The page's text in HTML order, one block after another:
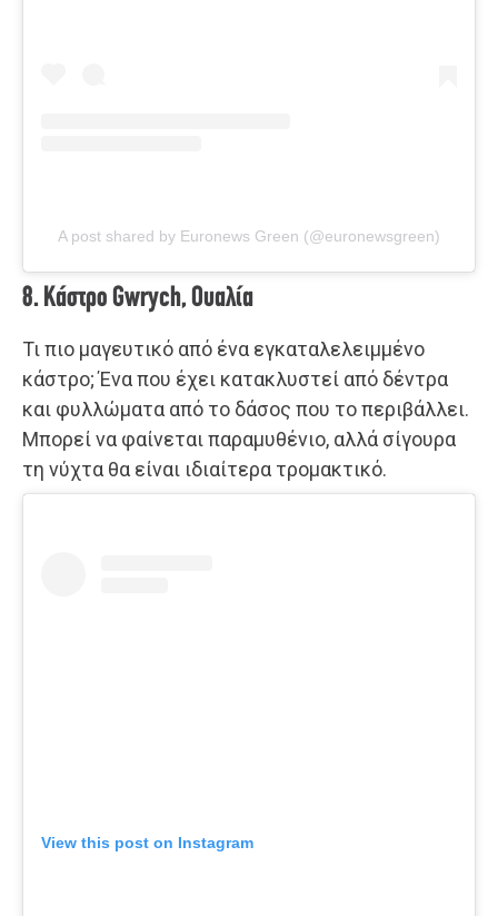
A post shared by Euronews Green (@euronewsgreen)
8. Κάστρο Gwrych, Ουαλία
Τι πιο μαγευτικό από ένα εγκαταλελειμμένο
κάστρο; Ένα που έχει κατακλυστεί από δέντρα
και φυλλώματα από το δάσος που το περιβάλλει.
Μπορεί να φαίνεται παραμυθένιο, αλλά σίγουρα
τη νύχτα θα είναι ιδιαίτερα τρομακτικό.
View this post on Instagram